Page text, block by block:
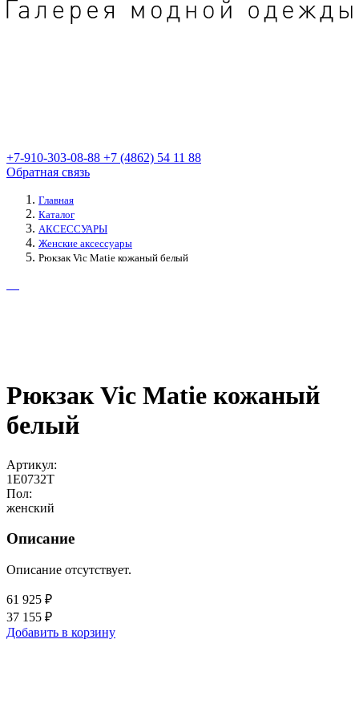
+7-910-303-08-88 +7 (4862) 54 11 88
Обратная связь
Главная
Каталог
АКСЕССУАРЫ
Женские аксессуары
Рюкзак Vic Matie кожаный белый
Рюкзак Vic Matie кожаный
белый
Артикул:
1E0732T
Пол:
женский
Описание
Описание отсутствует.
61 925 ₽
37 155 ₽
Добавить в корзину